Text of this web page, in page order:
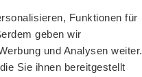
Funktionen für
geben wir
und Analysen weiter.
Sie ihnen bereitgestellt